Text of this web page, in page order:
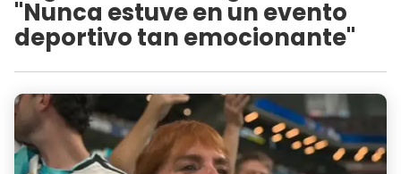
"Nunca estuve en un evento
deportivo tan emocionante"